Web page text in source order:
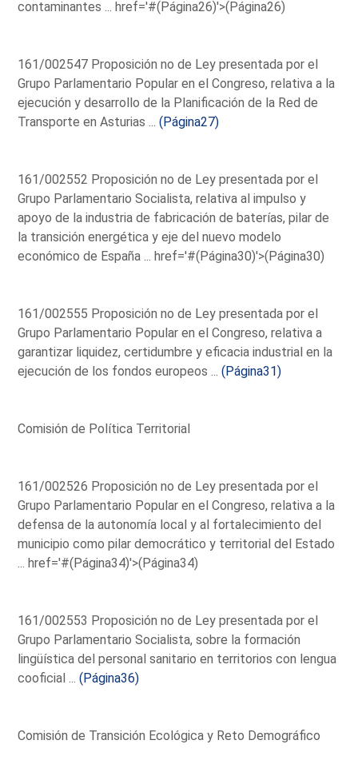
contaminantes ...href='#(Página26)'>(Página26)
161/002547 Proposición no de Ley presentada por el
Grupo Parlamentario Popular en el Congreso, relativa a la
ejecución y desarrollo de la Planificación de la Red de
Transporte en Asturias ...(Página27)
161/002552 Proposición no de Ley presentada por el
Grupo Parlamentario Socialista, relativa al impulso y
apoyo de la industria de fabricación de baterías, pilar de
la transición energética y eje del nuevo modelo
económico de España ...href='#(Página30)'>(Página30)
161/002555 Proposición no de Ley presentada por el
Grupo Parlamentario Popular en el Congreso, relativa a
garantizar liquidez, certidumbre y eficacia industrial en la
ejecución de los fondos europeos ...(Página31)
Comisión de Política Territorial
161/002526 Proposición no de Ley presentada por el
Grupo Parlamentario Popular en el Congreso, relativa a la
defensa de la autonomía local y al fortalecimiento del
municipio como pilar democrático y territorial del Estado
...href='#(Página34)'>(Página34)
161/002553 Proposición no de Ley presentada por el
Grupo Parlamentario Socialista, sobre la formación
lingüística del personal sanitario en territorios con lengua
cooficial ...(Página36)
Comisión de Transición Ecológica y Reto Demográfico